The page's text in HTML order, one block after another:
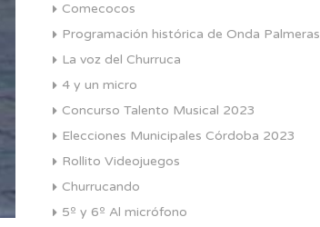
Comecocos
Programación histórica de Onda Palmeras
La voz del Churruca
4 y un micro
Concurso Talento Musical 2023
Elecciones Municipales Córdoba 2023
Rollito Videojuegos
Churrucando
5º y 6º Al micrófono